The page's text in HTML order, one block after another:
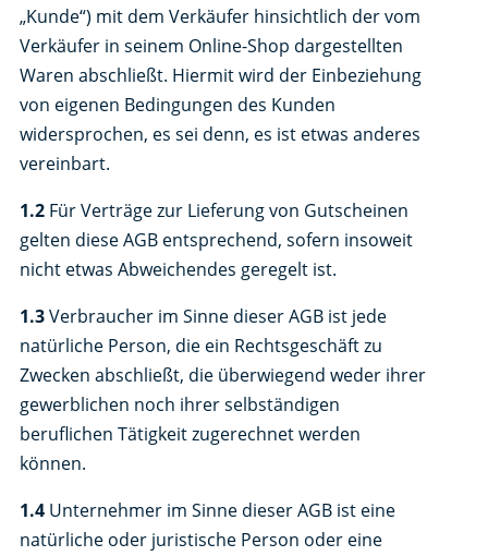
„Kunde“) mit dem Verkäufer hinsichtlich der vom
Verkäufer in seinem Online-Shop dargestellten
Waren abschließt. Hiermit wird der Einbeziehung
von eigenen Bedingungen des Kunden
widersprochen, es sei denn, es ist etwas anderes
vereinbart.
1.2Für Verträge zur Lieferung von Gutscheinen
gelten diese AGB entsprechend, sofern insoweit
nicht etwas Abweichendes geregelt ist.
1.3Verbraucher im Sinne dieser AGB ist jede
natürliche Person, die ein Rechtsgeschäft zu
Zwecken abschließt, die überwiegend weder ihrer
gewerblichen noch ihrer selbständigen
beruflichen Tätigkeit zugerechnet werden
können.
1.4Unternehmer im Sinne dieser AGB ist eine
natürliche oder juristische Person oder eine